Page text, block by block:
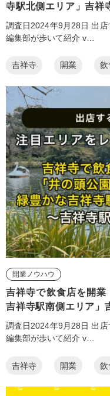
寺駅北側エリア」吉祥
調査日2024年9月28日 出
編集部が歩いて紹介 v…
吉祥寺 開業 飲
開業ノウハウ
吉祥寺で飲食店を開
吉祥寺駅南側エリア」
調査日2024年9月28日 出
編集部が歩いて紹介 v…
吉祥寺 開業 飲